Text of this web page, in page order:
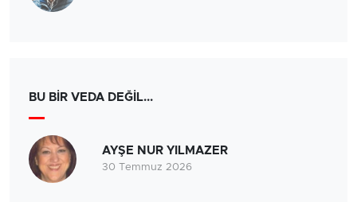
BU BİR VEDA DEĞİL...
AYŞE NUR YILMAZER
30 Temmuz 2026